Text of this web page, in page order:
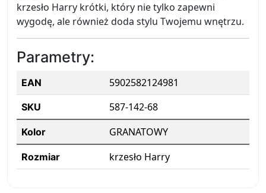
krzesło Harry krótki, który nie tylko zapewni
wygodę, ale również doda stylu Twojemu wnętrzu.
Parametry:
EAN 5902582124981
SKU 587-142-68
Kolor GRANATOWY
Rozmiar krzesło Harry